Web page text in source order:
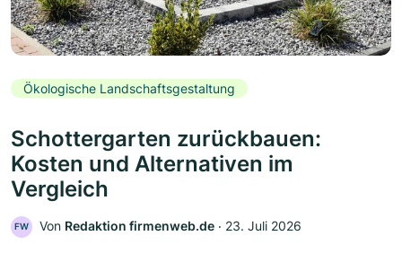
Ökologische Landschaftsgestaltung
Schottergarten zurückbauen:
Kosten und Alternativen im
Vergleich
FW Von Redaktion firmenweb.de ‧ 23. Juli 2026